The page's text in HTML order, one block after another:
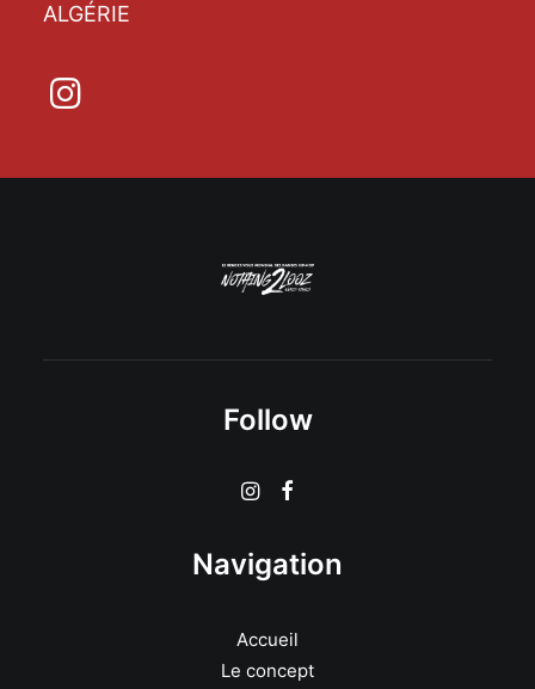
ALGÉRIE
Follow
Navigation
Accueil
Le concept